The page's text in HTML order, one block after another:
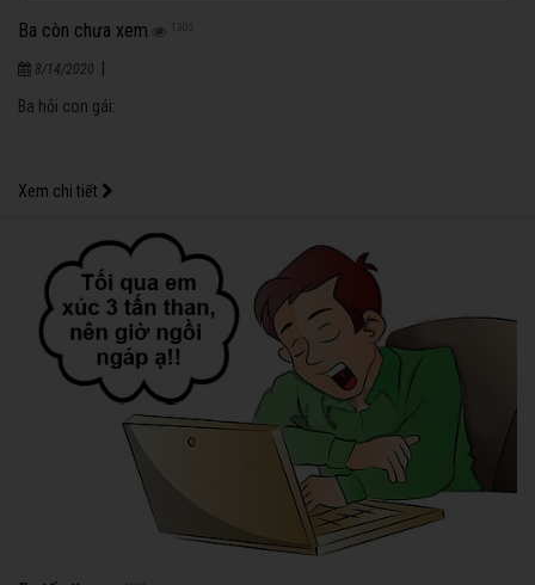
Ba còn chưa xem 1305
8/14/2020
Ba hỏi con gái:
Xem chi tiết